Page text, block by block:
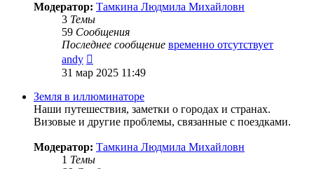
Модератор: Тамкина Людмила Михайловн
3 Темы
59 Сообщения
Последнее сообщение временно отсутствует
andy
к
сообщению
31 мар 2025 11:49
Земля в иллюминаторе
Наши путешествия, заметки о городах и странах.
Визовые и другие проблемы, связанные с поездками.
Модератор: Тамкина Людмила Михайловн
1 Темы